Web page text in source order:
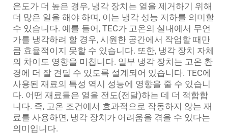
온도가 더 높은 경우, 냉각 장치는 열을 제거하기 위해
더 많은 일을 해야 하며, 이는 냉각 성능 저하를 의미할
수 있습니다. 예를 들어, TEC가 고온의 실내에서 무언
가를 냉각하려 할 경우, 시원한 공간에서 작업할 때만
큼 효율적이지 못할 수 있습니다. 또한, 냉각 장치 자체
의 차이도 영향을 미칩니다. 일부 냉각 장치는 고온 환
경에 더 잘 견딜 수 있도록 설계되어 있습니다. TEC에
사용된 재료의 특성 역시 성능에 영향을 줄 수 있습니
다. 어떤 재료들은 열을 전도(전달)하는 데 더 적합합
니다. 즉, 고온 조건에서 효과적으로 작동하지 않는 재
료를 사용하면, 냉각 장치가 어려움을 겪을 수 있다는
의미입니다.